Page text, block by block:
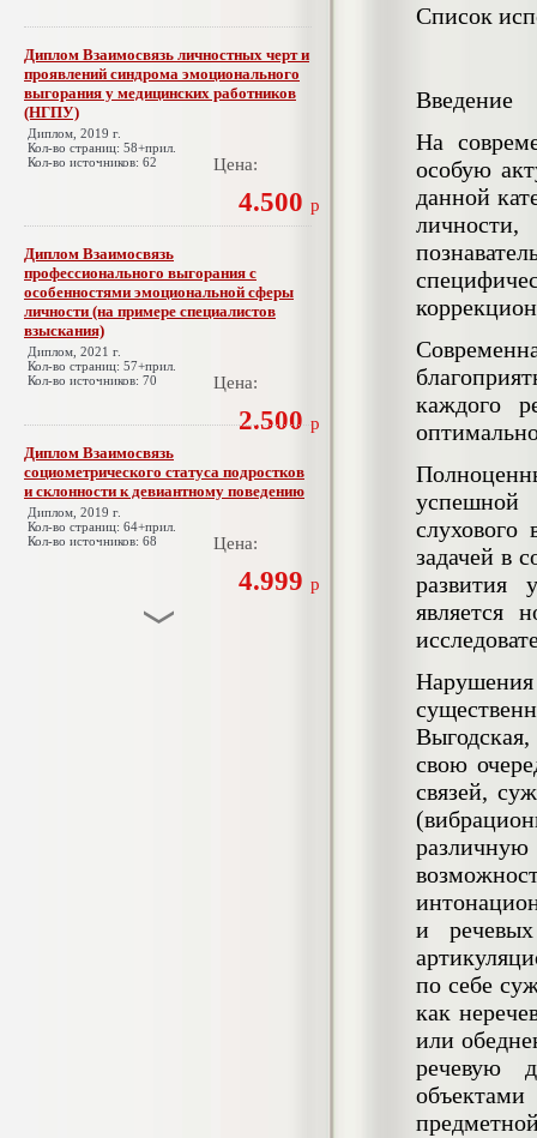
Диплом Взаимосвязь личностных черт и
проявлений синдрома эмоционального
выгорания у медицинских работников
(НГПУ)
Диплом, 2019 г.
Кол-во страниц: 58+прил.
Кол-во источников: 62
Цена:
4.500 р
Диплом Взаимосвязь
профессионального выгорания с
особенностями эмоциональной сферы
личности (на примере специалистов
взыскания)
Диплом, 2021 г.
Кол-во страниц: 57+прил.
Кол-во источников: 70
Цена:
2.500 р
Диплом Взаимосвязь
социометрического статуса подростков
и склонности к девиантному поведению
Диплом, 2019 г.
Кол-во страниц: 64+прил.
Кол-во источников: 68
Цена:
4.999 р
Список
Введение
На
особую
данной
каждого
успешной
слухового
задачей в
развития
является
свою
связей,
и
по себе
как
или
речевую